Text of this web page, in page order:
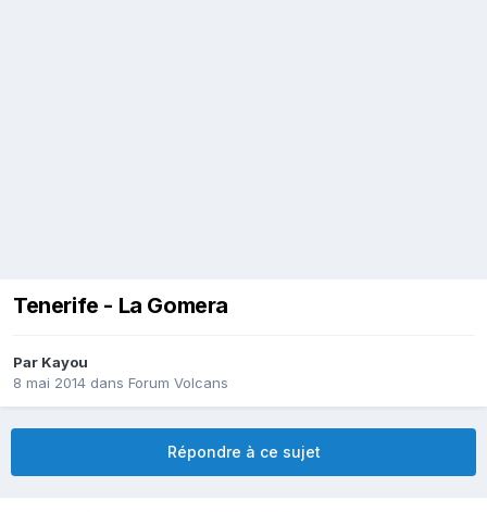
Tenerife - La Gomera
Par Kayou
8 mai 2014 dans Forum Volcans
Répondre à ce sujet